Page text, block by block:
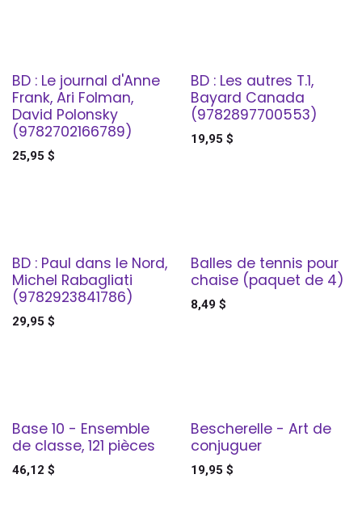
BD : Le journal d'Anne
Frank, Ari Folman,
David Polonsky
(9782702166789)
25,95 $
BD : Les autres T.1,
Bayard Canada
(9782897700553)
19,95 $
BD : Paul dans le Nord,
Michel Rabagliati
(9782923841786)
29,95 $
Balles de tennis pour
chaise (paquet de 4)
8,49$
Base 10 - Ensemble
de classe, 121 pièces
46,12 $
Bescherelle - Art de
conjuguer
19,95 $